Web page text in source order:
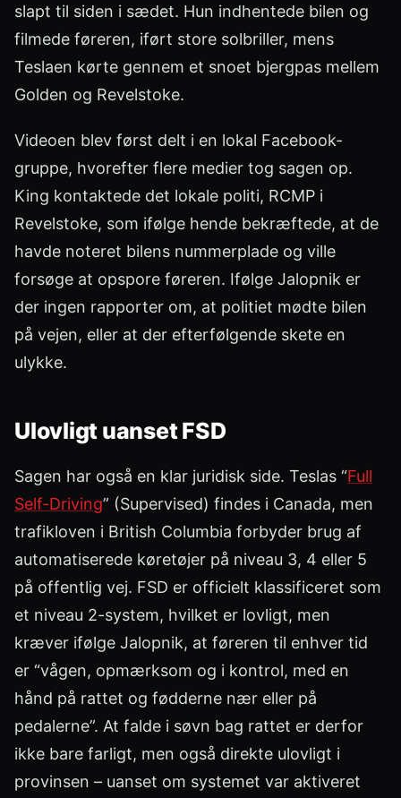
slapt til siden i sædet. Hun indhentede bilen og
filmede føreren, iført store solbriller, mens
Teslaen kørte gennem et snoet bjergpas mellem
Golden og Revelstoke.
Videoen blev først delt i en lokal Facebook-
gruppe, hvorefter flere medier tog sagen op.
King kontaktede det lokale politi, RCMP i
Revelstoke, som ifølge hende bekræftede, at de
havde noteret bilens nummerplade og ville
forsøge at opspore føreren. Ifølge Jalopnik er
der ingen rapporter om, at politiet mødte bilen
på vejen, eller at der efterfølgende skete en
ulykke.
Ulovligt uanset FSD
Sagen har også en klar juridisk side. Teslas “Full
Self-Driving” (Supervised) findes i Canada, men
trafikloven i British Columbia forbyder brug af
automatiserede køretøjer på niveau 3, 4 eller 5
på offentlig vej. FSD er officielt klassificeret som
et niveau 2-system, hvilket er lovligt, men
kræver ifølge Jalopnik, at føreren til enhver tid
er “vågen, opmærksom og i kontrol, med en
hånd på rattet og fødderne nær eller på
pedalerne”. At falde i søvn bag rattet er derfor
ikke bare farligt, men også direkte ulovligt i
provinsen – uanset om systemet var aktiveret